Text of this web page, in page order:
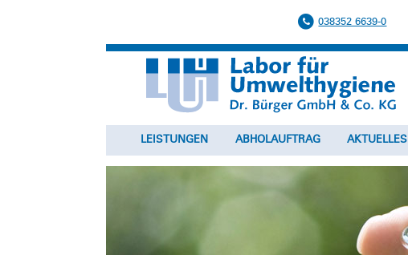
038352 6639-0
LEISTUNGEN ABHOLAUFTRAG AKTUELLES